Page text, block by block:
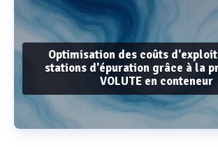
Optimisation des coûts
stations d'épuration grâce à la
VOLUTE en conteneur